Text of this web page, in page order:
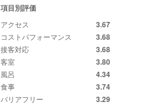
項目別評価
アクセス 3.67
コストパフォーマンス 3.68
接客対応 3.68
客室 3.80
風呂 4.34
食事 3.74
バリアフリー 3.29